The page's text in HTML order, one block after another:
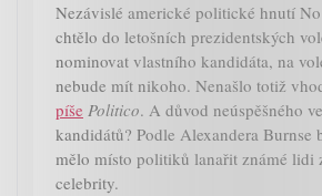
Nezávislé americké politické hnutí
chtělo do letošních prezidentských
nominovat vlastního kandidáta, na
nebude mít nikoho. Nenašlo totiž
píše Politico. A důvod neúspěšného
kandidátů? Podle Alexandera Burnse
mělo místo politiků lanařit známé lidi
celebrity.